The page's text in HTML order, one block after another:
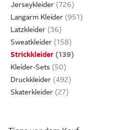
Jerseykleider
Langarm Kleider
Latzkleider
Sweatkleider
Strickkleider
Kleider-Sets
Druckkleider
Skaterkleider